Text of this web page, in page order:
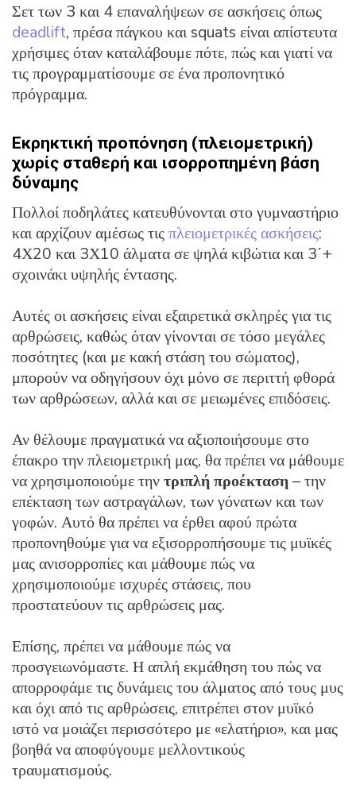
Σετ των 3 και 4 επαναλήψεων σε ασκήσεις όπως
deadlift, πρέσα πάγκου και squats είναι απίστευτα
χρήσιμες όταν καταλάβουμε πότε, πώς και γιατί να
τις προγραμματίσουμε σε ένα προπονητικό
πρόγραμμα.
Εκρηκτική προπόνηση (πλειομετρική)
χωρίς σταθερή και ισορροπημένη βάση
δύναμης
Πολλοί ποδηλάτες κατευθύνονται στο γυμναστήριο
και αρχίζουν αμέσως τιςπλειομετρικές ασκήσεις:
4Χ20 και 3Χ10 άλματα σε ψηλά κιβώτια και 3΄+
σχοινάκι υψηλής έντασης.
Αυτές οι ασκήσεις είναι εξαιρετικά σκληρές για τις
αρθρώσεις, καθώς όταν γίνονται σε τόσο μεγάλες
ποσότητες (και με κακή στάση του σώματος),
μπορούν να οδηγήσουν όχι μόνο σε περιττή φθορά
των αρθρώσεων, αλλά και σε μειωμένες επιδόσεις.
Αν θέλουμε πραγματικά να αξιοποιήσουμε στο
έπακρο την πλειομετρική μας, θα πρέπει να μάθουμε
να χρησιμοποιούμε τηντριπλή προέκταση– την
επέκταση των αστραγάλων, των γόνατων και των
γοφών. Αυτό θα πρέπει να έρθει αφού πρώτα
προπονηθούμε για να εξισορροπήσουμε τις μυϊκές
μας ανισορροπίες και μάθουμε πώς να
χρησιμοποιούμε ισχυρές στάσεις, που
προστατεύουν τις αρθρώσεις μας.
Επίσης, πρέπει να μάθουμε πώς να
προσγειωνόμαστε. Η απλή εκμάθηση του πώς να
απορροφάμε τις δυνάμεις του άλματος από τους μυς
και όχι από τις αρθρώσεις, επιτρέπει στον μυϊκό
ιστό να μοιάζει περισσότερο με «ελατήριο», και μας
βοηθά να αποφύγουμε μελλοντικούς
τραυματισμούς.